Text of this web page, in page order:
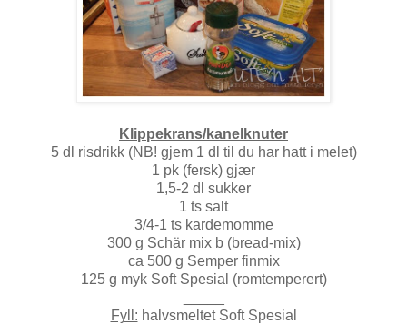
Klippekrans/kanelknuter
5 dl risdrikk (NB! gjem 1 dl til du har hatt i melet)
1 pk (fersk) gjær
1,5-2 dl sukker
1 ts salt
3/4-1 ts kardemomme
300 g Schär mix b (bread-mix)
ca 500 g Semper finmix
125 g myk Soft Spesial (romtemperert)
Fyll: halvsmeltet Soft Spesial